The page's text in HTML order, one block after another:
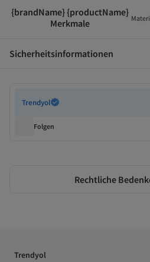
{brandName} {productName}
Merkmale
Sicherheitsinformationen
Trendyol
Folgen
Rechtliche
Trendyol